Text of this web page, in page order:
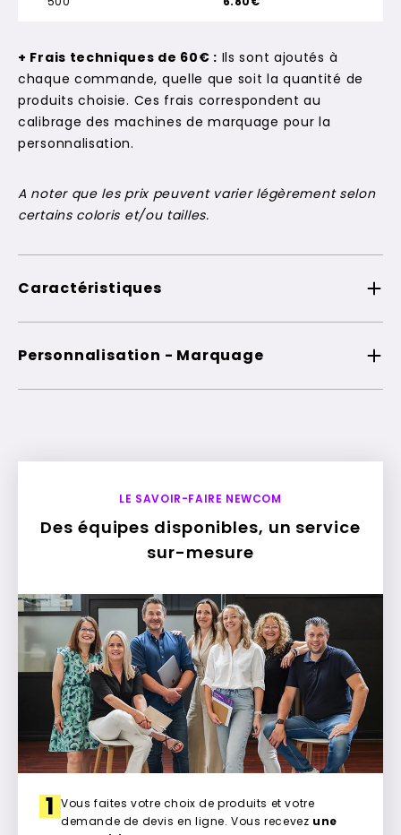
+ Frais techniques de 60€ : Ils sont ajoutés à
chaque commande, quelle que soit la quantité de
produits choisie. Ces frais correspondent au
calibrage des machines de marquage pour la
personnalisation.
A noter que les prix peuvent varier légèrement selon
certains coloris et/ou tailles.
Caractéristiques
Personnalisation - Marquage
LE SAVOIR-FAIRE NEWCOM
Des équipes disponibles, un service
sur-mesure
1 Vous faites votre choix de produits et votre
demande de devis en ligne. Vous recevez une